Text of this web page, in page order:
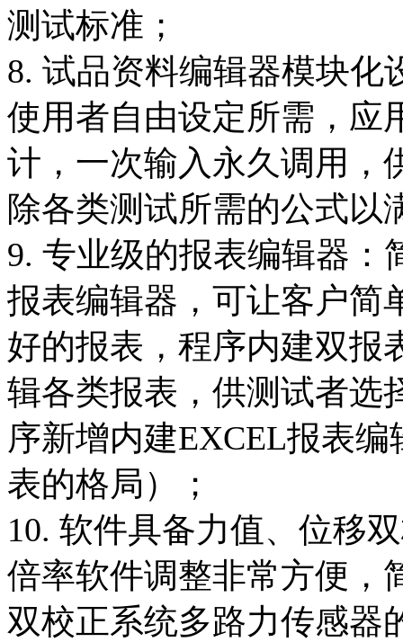
测试标准；
8. 试品资料编辑器模块化
使用者自由设定所需，应
计，一次输入永久调用，
除各类测试所需的公式以
9. 专业级的报表编辑器：
报表编辑器，可让客户简
好的报表，程序内建双报
辑各类报表，供测试者选
序新增内建EXCEL报表
表的格局）；
10. 软件具备力值、位移
倍率软件调整非常方便，
双校正系统多路力传感器